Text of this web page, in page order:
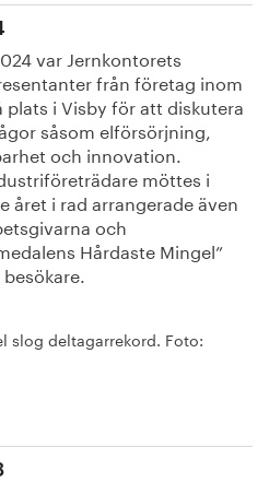
var Jernkontorets
från företag inom
i Visby för att diskutera
såsom elförsörjning,
och innovation.
möttes i
året i rad arrangerade även
och
Hårdaste Mingel”
slog deltagarrekord. Foto: